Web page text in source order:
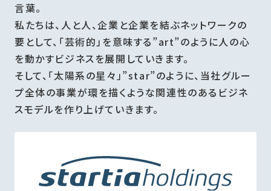
言葉。
私たちは、人と人、企業と企業を結ぶネットワークの
要として、「芸術的」を意味する”art”のように人の心
を動かすビジネスを展開していきます。
そして、「太陽系の星々」”star”のように、当社グルー
プ全体の事業が環を描くような関連性のあるビジネ
スモデルを作り上げていきます。